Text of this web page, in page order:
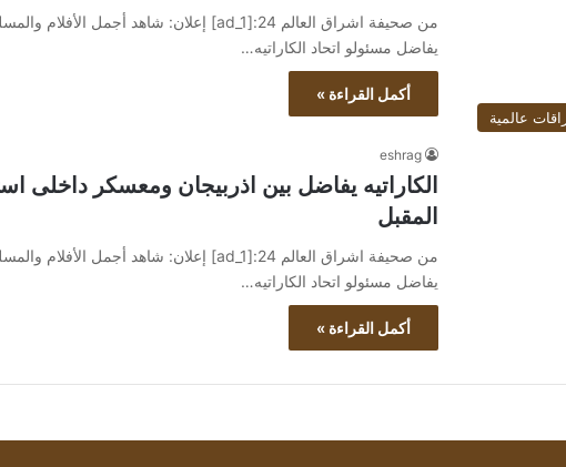
يفاضل مسئولو اتحاد الكاراتيه…
أكمل القراءة »
عالمية
eshrag
الكاراتيه يفاضل بين اذربيجان ومعسكر داخلى
المقبل
يفاضل مسئولو اتحاد الكاراتيه…
أكمل القراءة »